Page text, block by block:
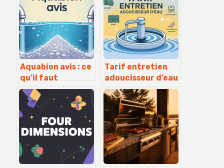
Aquabion avis : ce
qu’il faut
vraiment savoir
avant d’acheter
Tarif entretien
adoucisseur d’eau
: combien prévoir
et comment
payer le juste prix